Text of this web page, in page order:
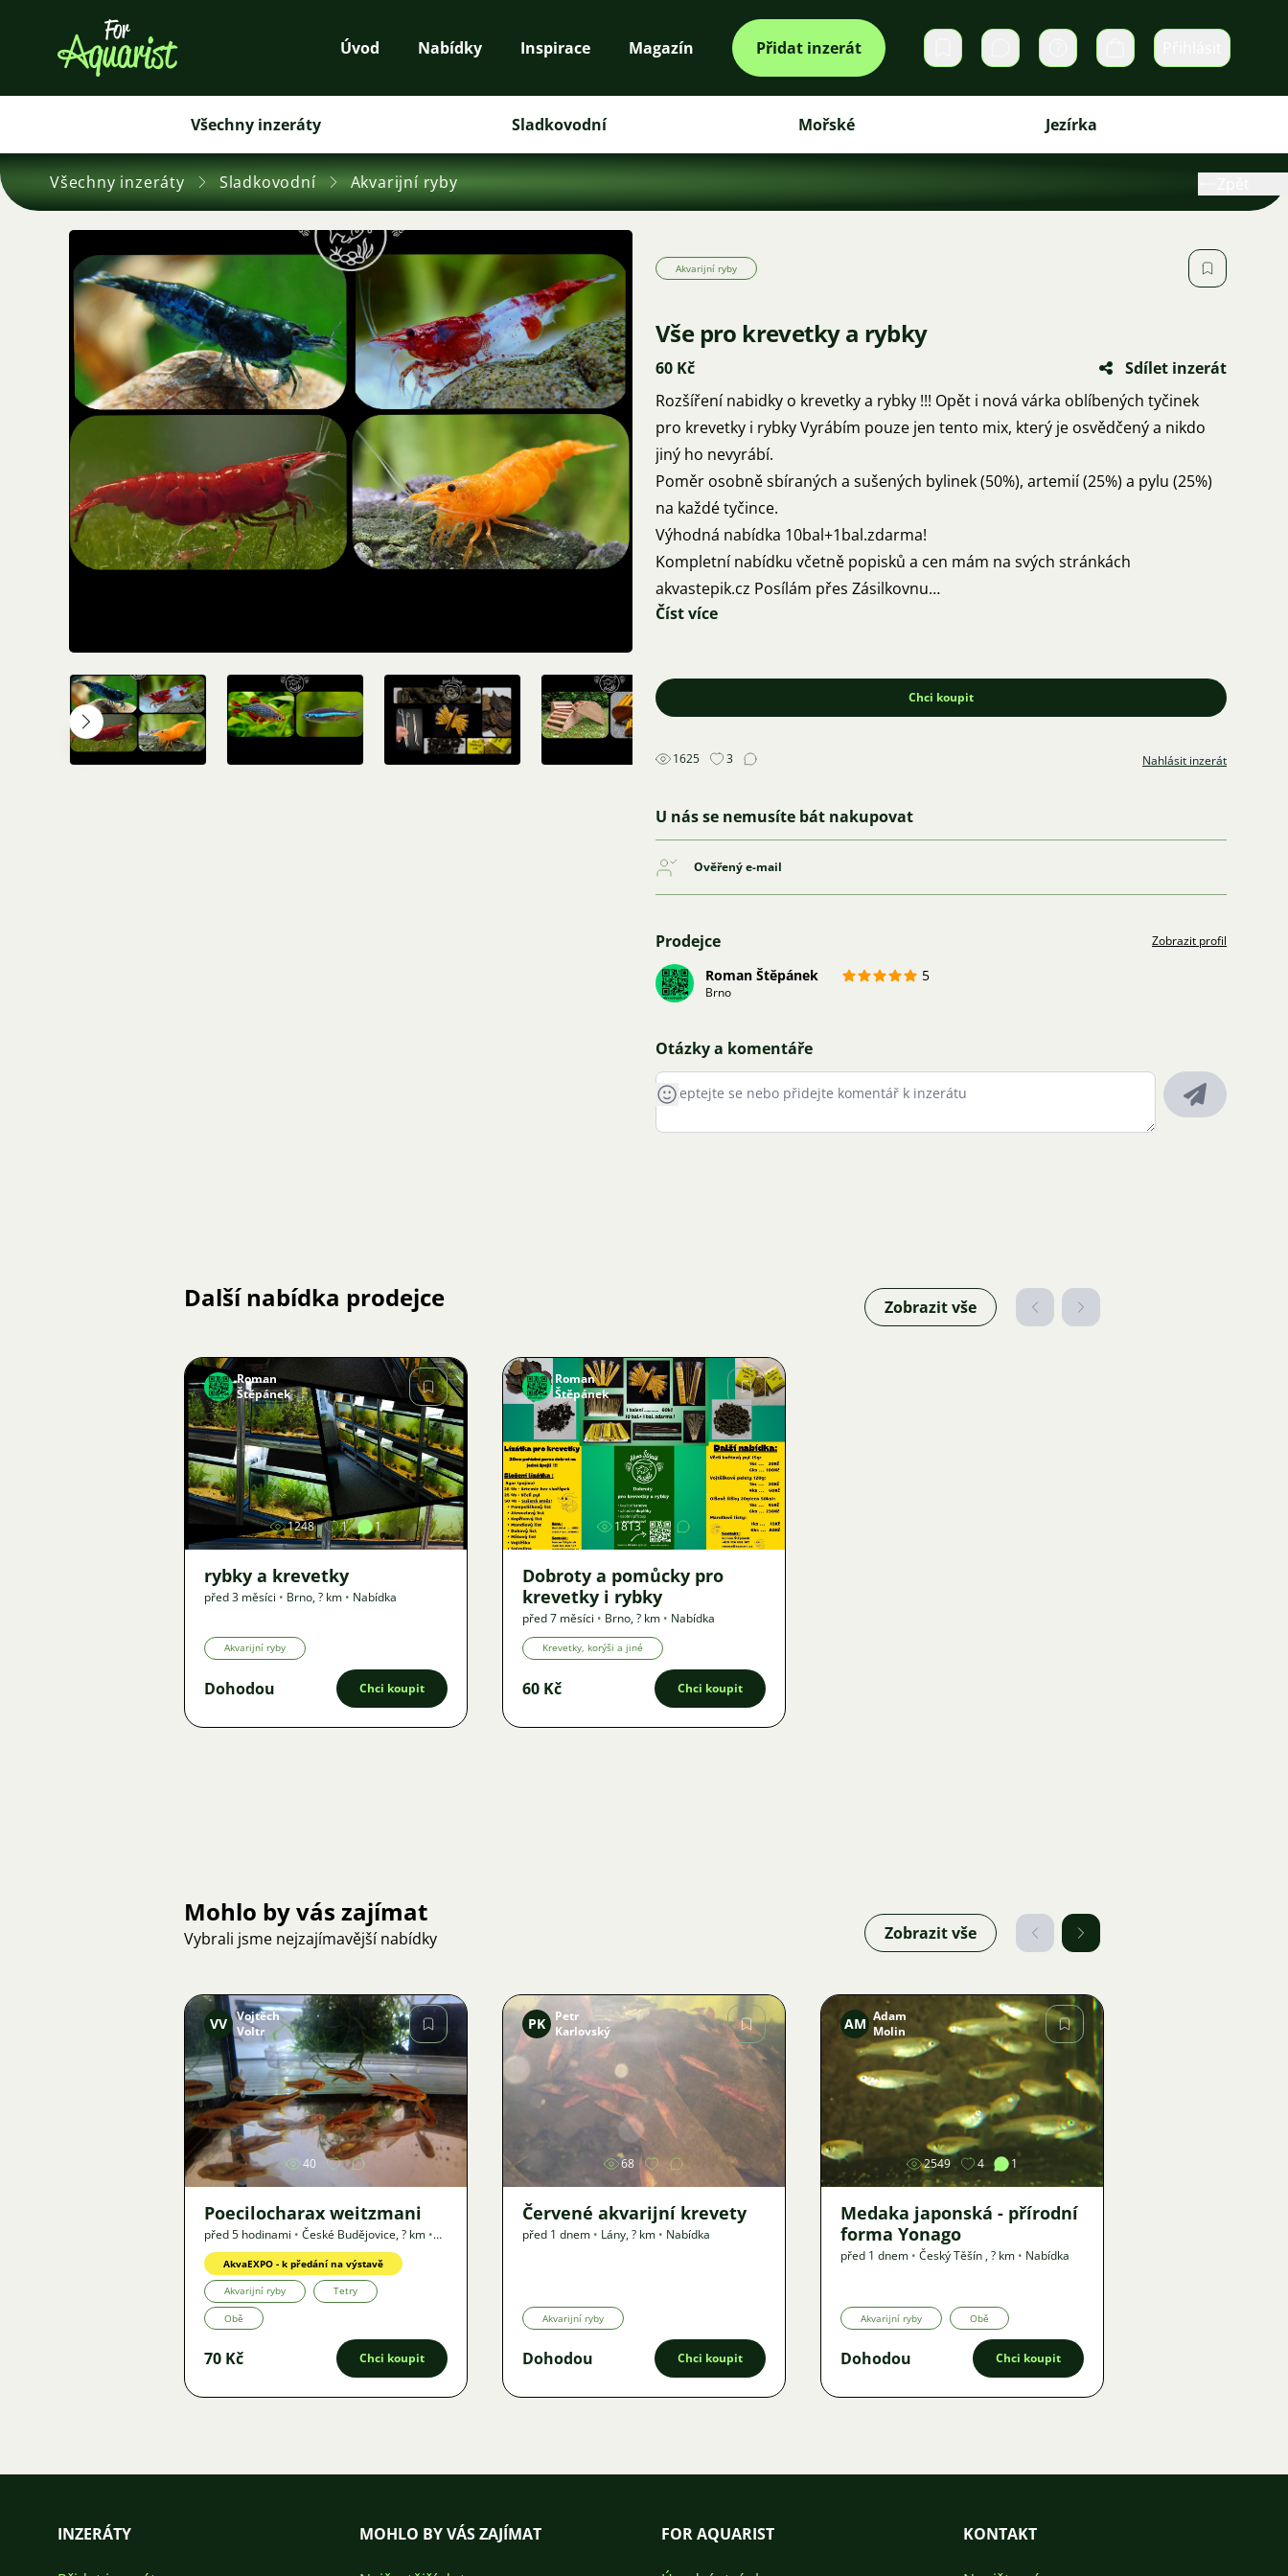
Úvod Nabídky Inspirace Magazín Přidat inzerát Soukromé zprávy Košík
Všechny inzeráty Sladkovodní Mořské Jezírka
Všechny inzeráty Sladkovodní Akvarijní ryby
Akvarijní ryby
Vše pro krevetky a rybky
60 Kč
Sdílet inzerát
Rozšíření nabidky o krevetky a rybky !!! Opět i nová várka oblíbených tyčinek
pro krevetky i rybky Vyrábím pouze jen tento mix, který je osvědčený a nikdo
jiný ho nevyrábí.
Poměr osobně sbíraných a sušených bylinek (50%), artemií (25%) a pylu (25%)
na každé tyčince.
Výhodná nabídka 10bal+1bal.zdarma!
Kompletní nabídku včetně popisků a cen mám na svých stránkách
akvastepik.cz Posílám přes Zásilkovnu
Jsem z Brna tak je možný i osobní předání
Číst více
Chci koupit
1625 3 Nahlásit inzerát
U nás se nemusíte bát nakupovat
Ověřený e-mail
Prodejce Zobrazit profil
Roman Štěpánek 5
Brno
Otázky a komentáře
Další nabídka prodejce Zobrazit vše
Obrázek
Roman
Štěpánek
1248 1 1
rybky a krevetky
před 3 měsíci • Brno,? km • Nabídka
Akvarijní ryby
Dohodou Chci koupit
Obrázek
Roman
Štěpánek
1813
Dobroty a pomůcky pro
krevetky i rybky
před 7 měsíci • Brno,? km • Nabídka
Krevetky, korýši a jiné
60 Kč Chci koupit
Mohlo by vás zajímat
Vybrali jsme nejzajímavější nabídky Zobrazit vše
Obrázek
VV Vojtěch
Voltr
40
Poecilocharax weitzmani
před 5 hodinami • České Budějovice,? km •
Nabídka
AkvaEXPO - k předání na výstavě
Akvarijní ryby Tetry
Obě
70 Kč Chci koupit
Obrázek
PK
Petr
Karlovský
68
Červené akvarijní krevety
před 1 dnem • Lány,? km • Nabídka
Akvarijní ryby
Dohodou Chci koupit
Obrázek
AM Adam
Molin
2549 4 1
Medaka japonská - přírodní
forma Yonago
před 1 dnem • Český Těšín ,? km • Nabídka
Akvarijní ryby Obě
Dohodou Chci koupit
INZERÁTY MOHLO BY VÁS ZAJÍMAT FOR AQUARIST KONTAKT